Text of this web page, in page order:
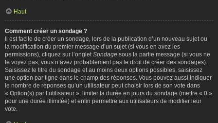
Haut
Comment créer un sondage ?
Il est facile de créer un sondage, lors de la publication d’un nouveau sujet ou
la modification du premier message d’un sujet (si vous en avez les
permissions), cliquez sur l’onglet Sondage sous la partie message (si vous ne
le voyez pas, vous n’avez probablement pas le droit de créer des sondages).
Saisissez le titre du sondage et au moins deux options possibles, saisissez
une option par ligne dans le champ des réponses. Vous pouvez aussi indiquer
le nombre de réponses qu’un utilisateur peut choisir lors de son vote dans
« Option(s) par l’utilisateur », limiter la durée en jours du sondage (mettre « 0 »
pour une durée illimitée) et enfin permettre aux utilisateurs de modifier leur
vote.